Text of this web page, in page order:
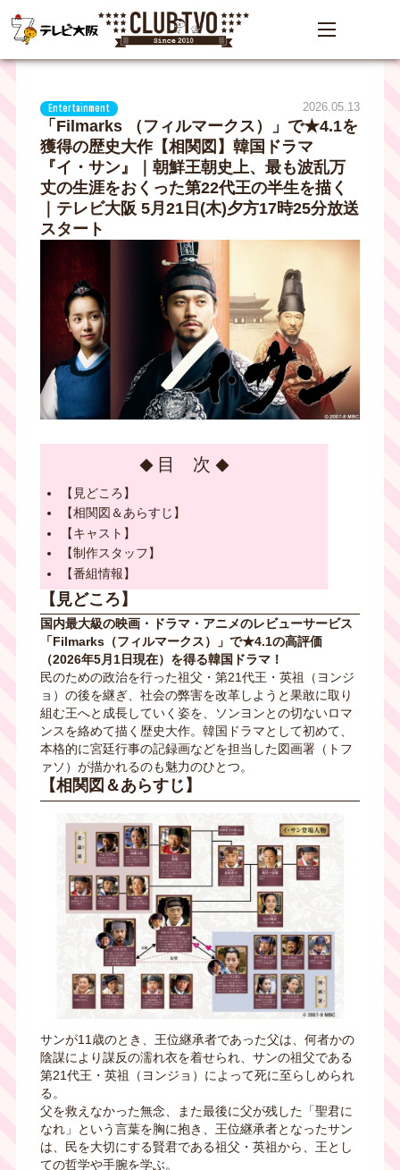
Entertainment 2026.05.13
「Filmarks （フィルマークス）」で★4.1を
獲得の歴史大作【相関図】韓国ドラマ
『イ・サン』｜朝鮮王朝史上、最も波乱万
丈の生涯をおくった第22代王の半生を描く
｜テレビ大阪 5月21日(木)夕方17時25分放送
スタート
目 次
【見どころ】
【相関図＆あらすじ】
【キャスト】
【制作スタッフ】
【番組情報】
【見どころ】
国内最大級の映画・ドラマ・アニメのレビューサービス
「Filmarks（フィルマークス）」で★4.1の高評価
（2026年5月1日現在）を得る韓国ドラマ！
民のための政治を行った祖父・第21代王・英祖（ヨンジ
ョ）の後を継ぎ、社会の弊害を改革しようと果敢に取り
組む王へと成長していく姿を、ソンヨンとの切ないロマ
ンスを絡めて描く歴史大作。韓国ドラマとして初めて、
本格的に宮廷行事の記録画などを担当した図画署（トフ
ァソ）が描かれるのも魅力のひとつ。
【相関図＆あらすじ】
サンが11歳のとき、王位継承者であった父は、何者かの
陰謀により謀反の濡れ衣を着せられ、サンの祖父である
第21代王・英祖（ヨンジョ）によって死に至らしめられ
る。
父を救えなかった無念、また最後に父が残した「聖君に
なれ」という言葉を胸に抱き、王位継承者となったサン
は、民を大切にする賢君である祖父・英祖から、王とし
ての哲学や手腕を学ぶ。